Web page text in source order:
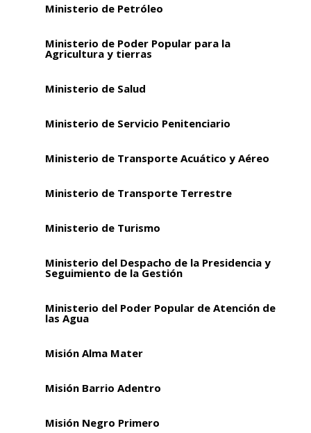
Ministerio de Petróleo
Ministerio de Poder Popular para la
Agricultura y tierras
Ministerio de Salud
Ministerio de Servicio Penitenciario
Ministerio de Transporte Acuático y Aéreo
Ministerio de Transporte Terrestre
Ministerio de Turismo
Ministerio del Despacho de la Presidencia y
Seguimiento de la Gestión
Ministerio del Poder Popular de Atención de
las Agua
Misión Alma Mater
Misión Barrio Adentro
Misión Negro Primero